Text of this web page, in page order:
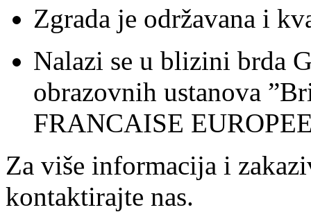
Zgrada je održavana i
Nalazi se u blizini brda
obrazovnih ustanova
FRANCAISE
Za više informacija i
kontaktirajte nas.